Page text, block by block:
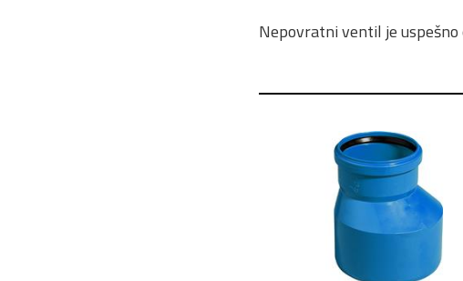
Nepovratni ventil je